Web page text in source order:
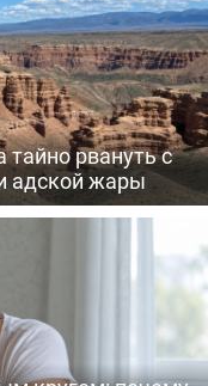
рвануть с
адской жары